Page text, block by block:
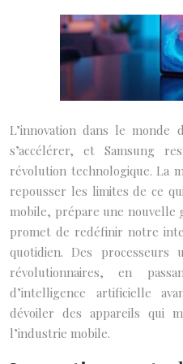
L’innovation dans le monde
s’accélérer, et Samsung
révolution technologique. La
repousser les limites de ce
mobile, prépare une nouvelle
promet de redéfinir notre
quotidien. Des processeurs
révolutionnaires, en
d’intelligence artificielle
dévoiler des appareils qui
l’industrie mobile.